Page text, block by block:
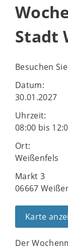
Stadt
Besuchen
Datum:
30.01.2027
Uhrzeit:
08:00 bis
Ort:
Weißenfels
Markt 3
06667
Karte
Der